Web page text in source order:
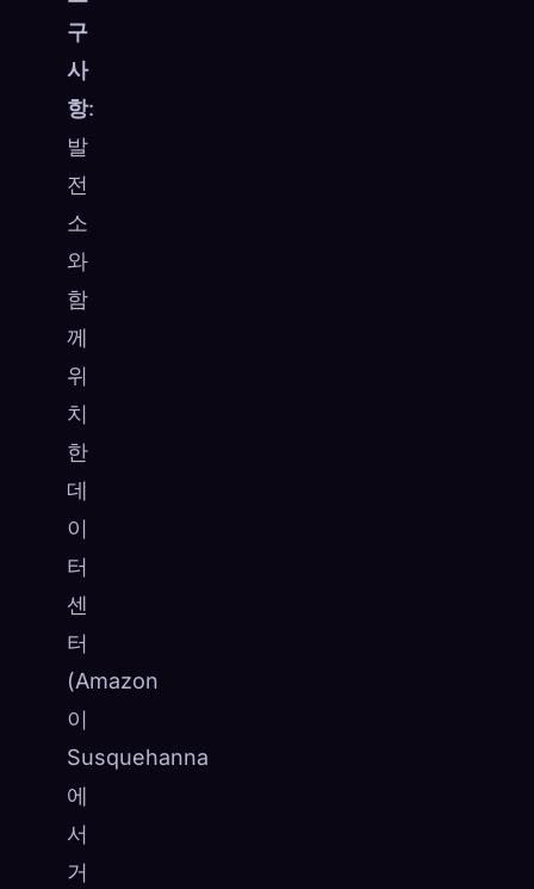
구
사
항:
발
전
소
와
함
께
위
치
한
데
이
터
센
터
(Amazon
이
Susquehanna
에
서
거